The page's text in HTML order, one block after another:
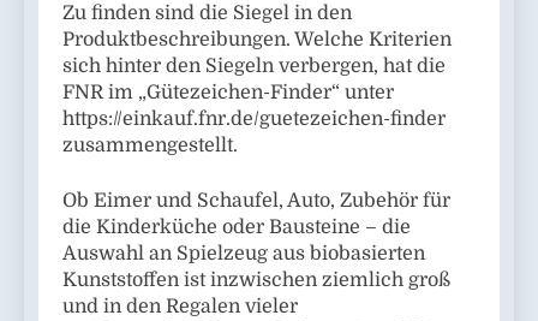
Zu finden sind die Siegel in den
Produktbeschreibungen. Welche Kriterien
sich hinter den Siegeln verbergen, hat die
FNR im „Gütezeichen-Finder“ unter
https://einkauf.fnr.de/guetezeichen-finder
zusammengestellt.
Ob Eimer und Schaufel, Auto, Zubehör für
die Kinderküche oder Bausteine – die
Auswahl an Spielzeug aus biobasierten
Kunststoffen ist inzwischen ziemlich groß
und in den Regalen vieler